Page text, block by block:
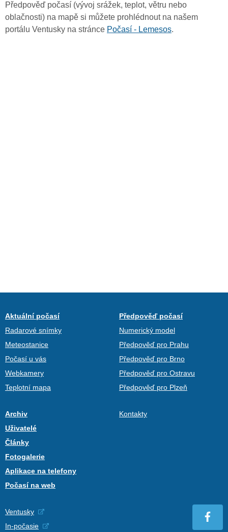
Předpověď počasí (vývoj srážek, teplot, větru nebo
oblačnosti) na mapě si můžete prohlédnout na našem
portálu Ventusky na stránce Počasí - Lemesos.
Aktuální počasí
Radarové snímky
Meteostanice
Počasí u vás
Webkamery
Teplotní mapa
Předpověď počasí
Numerický model
Předpověď pro Prahu
Předpověď pro Brno
Předpověď pro Ostravu
Předpověď pro Plzeň
Archiv
Uživatelé
Články
Fotogalerie
Aplikace na telefony
Počasí na web
Kontakty
Ventusky
In-počasie